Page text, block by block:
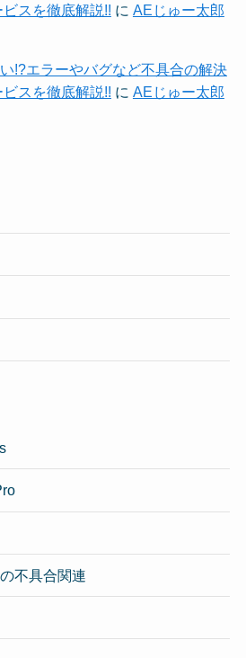
スを徹底解説!! に AEじゅー太郎
!?エラーやバグなど不具合の解決
スを徹底解説!! に AEじゅー太郎
不具合関連